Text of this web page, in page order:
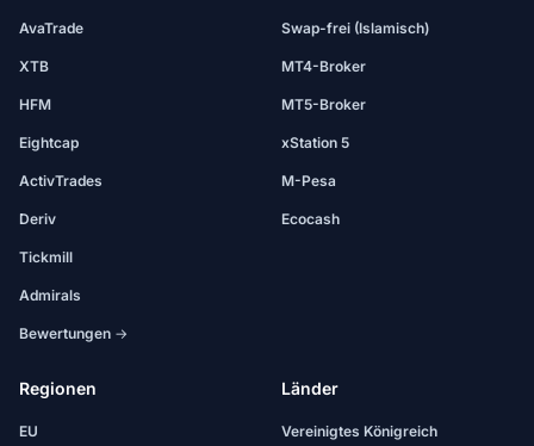
AvaTrade
XTB
HFM
Eightcap
ActivTrades
Deriv
Tickmill
Admirals
Bewertungen →
Swap-frei (Islamisch)
MT4-Broker
MT5-Broker
xStation 5
M-Pesa
Ecocash
Regionen
EU
Länder
Vereinigtes Königreich